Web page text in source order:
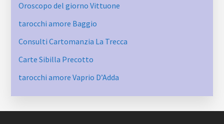
Oroscopo del giorno Vittuone
tarocchi amore Baggio
Consulti Cartomanzia La Trecca
Carte Sibilla Precotto
tarocchi amore Vaprio D’Adda